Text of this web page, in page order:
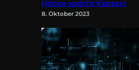
Höcke spricht Klartext
8. Oktober 2023